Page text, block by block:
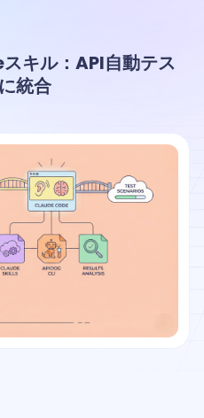
キル：API自動テス
統合